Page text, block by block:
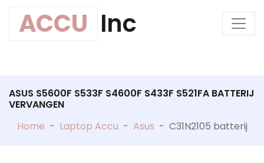
ACCU Inc
ASUS S5600F S533F S4600F S433F S521FA BATTERIJ
VERVANGEN
Home - Laptop Accu - Asus - C31N2105 batterij